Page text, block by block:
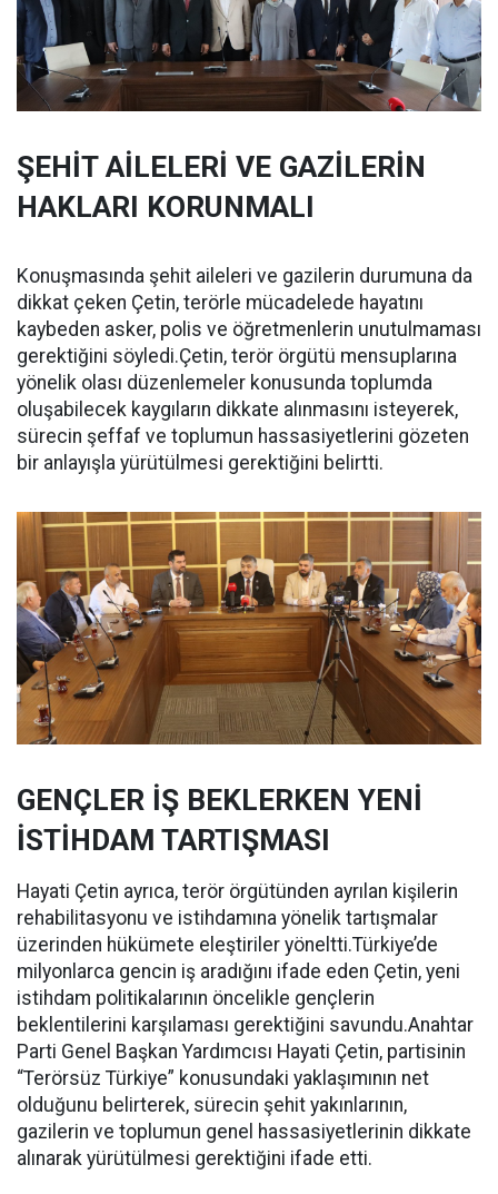
ŞEHİT AİLELERİ VE GAZİLERİN
HAKLARI KORUNMALI
Konuşmasında şehit aileleri ve gazilerin durumuna da
dikkat çeken Çetin, terörle mücadelede hayatını
kaybeden asker, polis ve öğretmenlerin unutulmaması
gerektiğini söyledi.Çetin, terör örgütü mensuplarına
yönelik olası düzenlemeler konusunda toplumda
oluşabilecek kaygıların dikkate alınmasını isteyerek,
sürecin şeffaf ve toplumun hassasiyetlerini gözeten
bir anlayışla yürütülmesi gerektiğini belirtti.
GENÇLER İŞ BEKLERKEN YENİ
İSTİHDAM TARTIŞMASI
Hayati Çetin ayrıca, terör örgütünden ayrılan kişilerin
rehabilitasyonu ve istihdamına yönelik tartışmalar
üzerinden hükümete eleştiriler yöneltti.Türkiye’de
milyonlarca gencin iş aradığını ifade eden Çetin, yeni
istihdam politikalarının öncelikle gençlerin
beklentilerini karşılaması gerektiğini savundu.Anahtar
Parti Genel Başkan Yardımcısı Hayati Çetin, partisinin
“Terörsüz Türkiye” konusundaki yaklaşımının net
olduğunu belirterek, sürecin şehit yakınlarının,
gazilerin ve toplumun genel hassasiyetlerinin dikkate
alınarak yürütülmesi gerektiğini ifade etti.